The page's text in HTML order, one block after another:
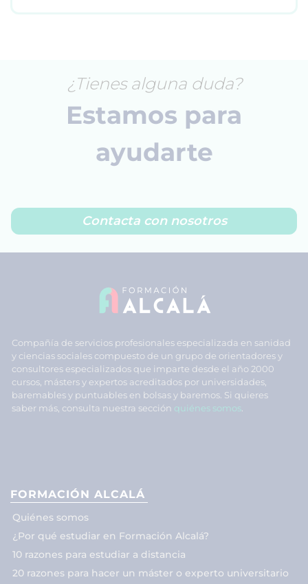
¿Tienes alguna duda?
Estamos para
ayudarte
Contacta con nosotros
Compañía de servicios profesionales especializada en sanidad
y ciencias sociales compuesto de un grupo de orientadores y
consultores especializados que imparte desde el año 2000
cursos, másters y expertos acreditados por universidades,
baremables y puntuables en bolsas y baremos. Si quieres
saber más, consulta nuestra sección quiénes somos.
FORMACIÓN ALCALÁ
Quiénes somos
¿Por qué estudiar en Formación Alcalá?
10 razones para estudiar a distancia
20 razones para hacer un máster o experto universitario